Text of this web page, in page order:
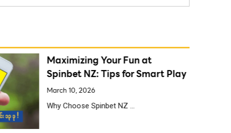
Maximizing Your Fun at
Spinbet NZ: Tips for Smart Play
March 10, 2026
Why Choose Spinbet NZ …